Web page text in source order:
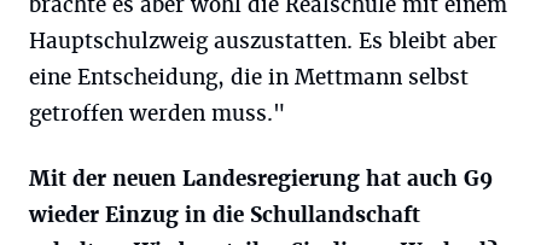
Hauptschulzweig auszustatten. Es bleibt aber
eine Entscheidung, die in Mettmann selbst
getroffen werden muss."
Mit der neuen Landesregierung hat auch G9
wieder Einzug in die Schullandschaft